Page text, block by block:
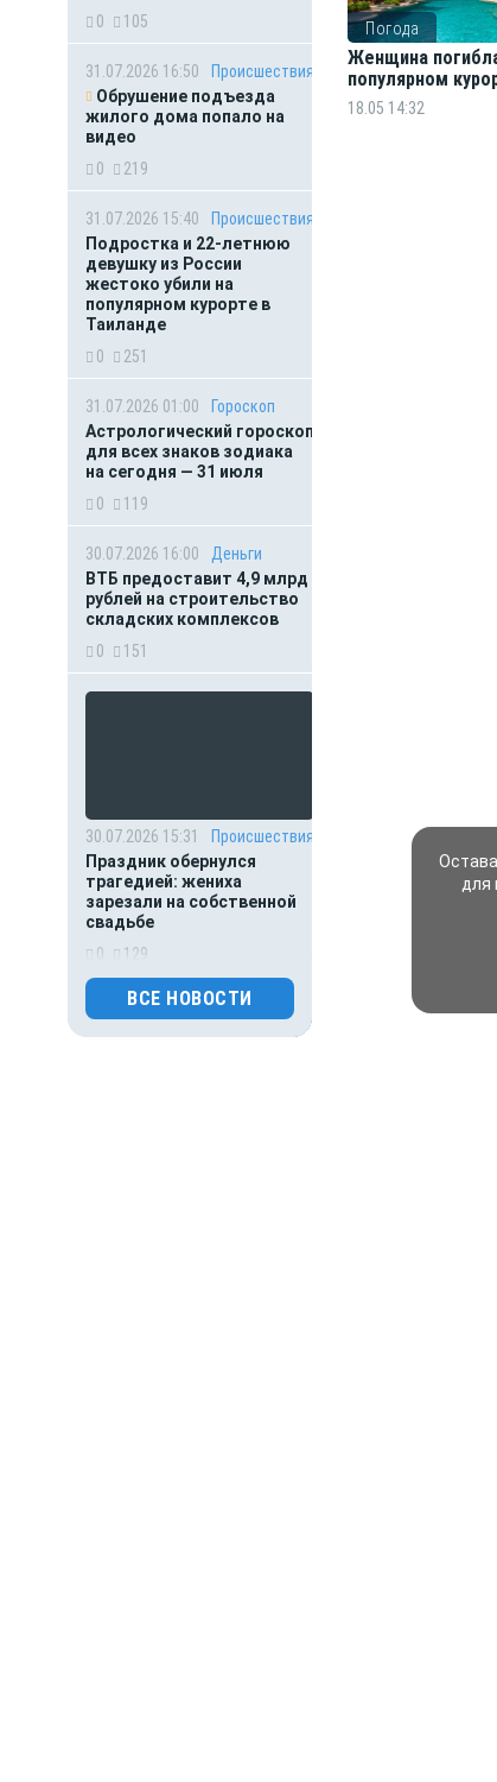
0
105
31.07.2026 16:50
Происшествия
Обрушение подъезда
жилого дома попало на
видео
0
219
31.07.2026 15:40
Происшествия
Подростка и 22-летнюю
девушку из России
жестоко убили на
популярном курорте в
Таиланде
0
251
31.07.2026 01:00
Гороскоп
Астрологический гороскоп
для всех знаков зодиака
на сегодня — 31 июля
0
119
30.07.2026 16:00
Деньги
ВТБ предоставит 4,9 млрд
рублей на строительство
складских комплексов
0
151
30.07.2026 15:31
Происшествия
Праздник обернулся
трагедией: жениха
зарезали на собственной
свадьбе
0
129
ВСЕ НОВОСТИ
Погода
Женщина
популярном
18.05 14:32
для